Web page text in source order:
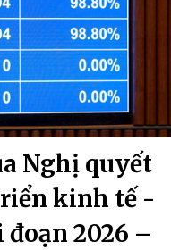
Nghị quyết
kinh tế -
2026 –